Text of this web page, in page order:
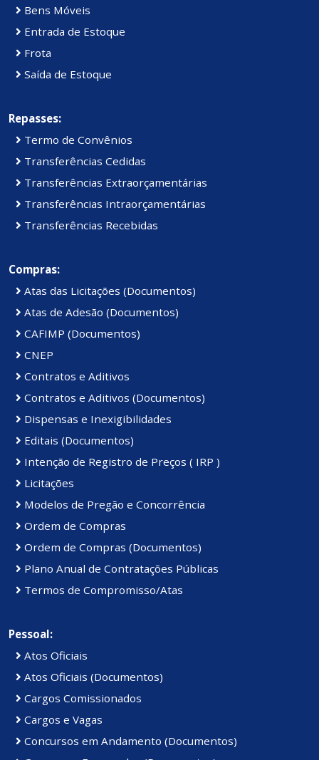
Bens Móveis
Entrada de Estoque
Frota
Saída de Estoque
Repasses:
Termo de Convênios
Transferências Cedidas
Transferências Extraorçamentárias
Transferências Intraorçamentárias
Transferências Recebidas
Compras:
Atas das Licitações (Documentos)
Atas de Adesão (Documentos)
CAFIMP (Documentos)
CNEP
Contratos e Aditivos
Contratos e Aditivos (Documentos)
Dispensas e Inexigibilidades
Editais (Documentos)
Intenção de Registro de Preços ( IRP )
Licitações
Modelos de Pregão e Concorrência
Ordem de Compras
Ordem de Compras (Documentos)
Plano Anual de Contratações Públicas
Termos de Compromisso/Atas
Pessoal:
Atos Oficiais
Atos Oficiais (Documentos)
Cargos Comissionados
Cargos e Vagas
Concursos em Andamento (Documentos)